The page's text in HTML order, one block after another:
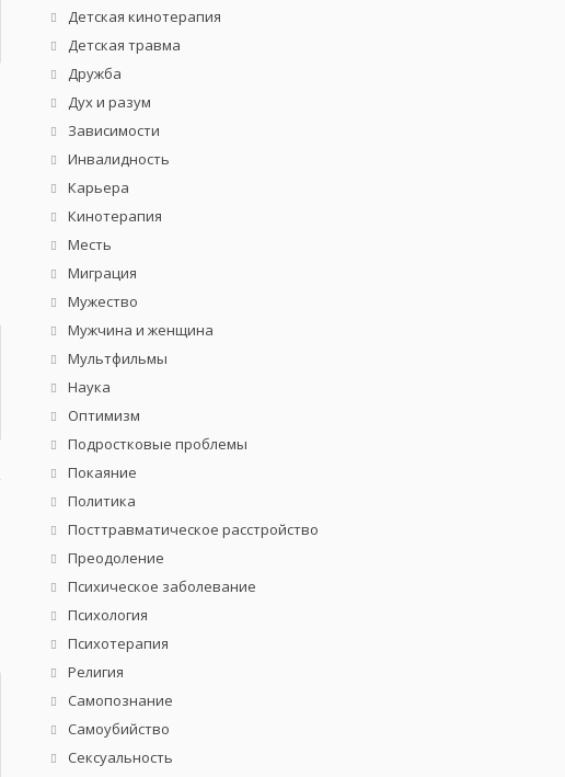
Детская кинотерапия
Детская травма
Дружба
Дух и разум
Зависимости
Инвалидность
Карьера
Кинотерапия
Месть
Миграция
Мужество
Мужчина и женщина
Мультфильмы
Наука
Оптимизм
Подростковые проблемы
Покаяние
Политика
Посттравматическое расстройство
Преодоление
Психическое заболевание
Психология
Психотерапия
Религия
Самопознание
Самоубийство
Сексуальность